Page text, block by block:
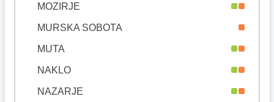
MOZIRJE
MURSKA SOBOTA
MUTA
NAKLO
NAZARJE